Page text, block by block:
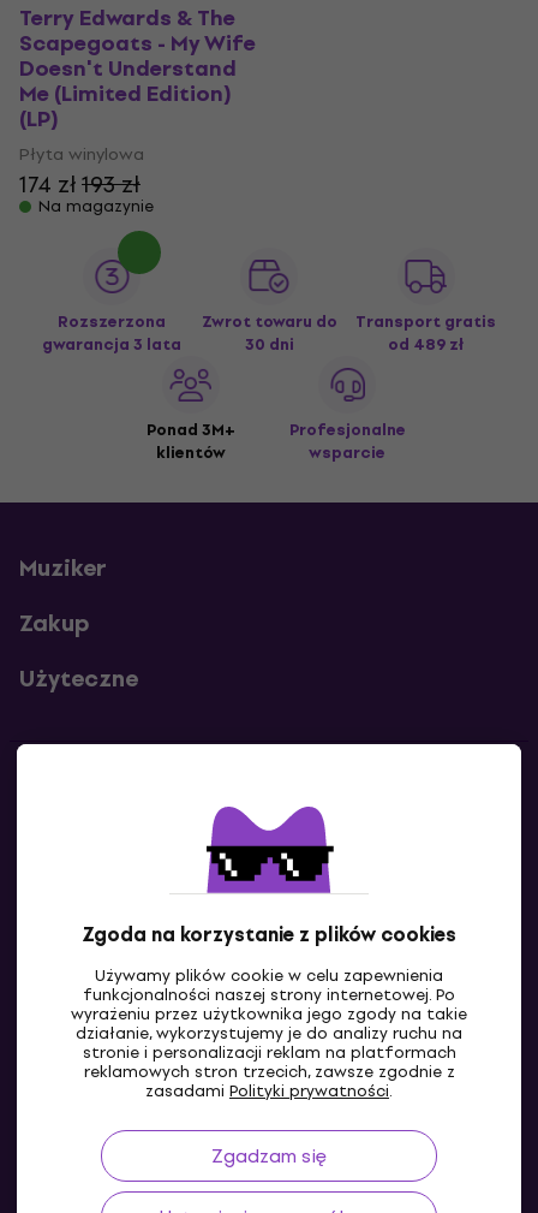
Zgoda na korzystanie z plików cookies
Używamy plików cookie w celu zapewnienia
funkcjonalności naszej strony internetowej. Po
wyrażeniu przez użytkownika jego zgody na takie
działanie, wykorzystujemy je do analizy ruchu na
stronie i personalizacji reklam na platformach
reklamowych stron trzecich, zawsze zgodnie z
zasadami Polityki prywatności.
Zgadzam się
Terry Edwards & The
Scapegoats - My Wife
Doesn't Understand
Me (Limited Edition)
(LP)
Płyta winylowa
174 zł193 zł
Na magazynie
Rozszerzona
gwarancja 3 lata
Zwrot towaru do
30 dni
Transport gratis
od 489 zł
Ponad 3M+
klientów
Profesjonalne
wsparcie
Muziker
Zakup
Użyteczne
Skontaktuj się z nami
PL